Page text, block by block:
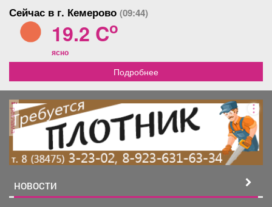
Ватсап.
Сейчас в г. Кемерово (09:44)
19.2 Co
ясно
Подробнее
реклама
НОВОСТИ